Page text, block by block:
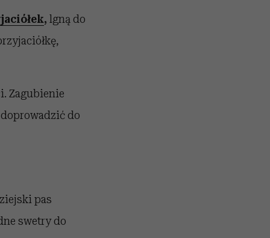
, lgną do
Zagubienie
do
pas
swetry do